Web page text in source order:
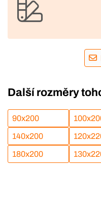
Další rozměry
90x200
140x200
180x200